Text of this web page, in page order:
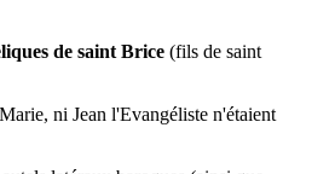
de saint Brice (fils de saint
ni Jean l'Evangéliste n'étaient